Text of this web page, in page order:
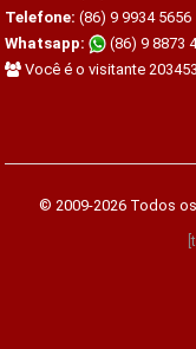
Telefone: (86) 9 9934 5656
Whatsapp:
(86) 9 8873
Você é o visitante
© 2009-2026 Todos